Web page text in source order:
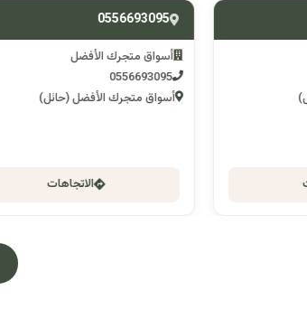
0556693095
أسواق متجرك الأفضل
0556693095
أسواق متجرك الأفضل (حائل)
الاتجاهات